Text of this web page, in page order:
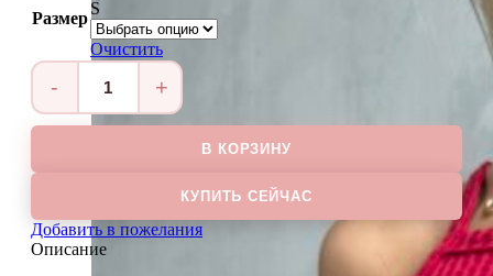
Размер
S
Очистить
Количество
товара
Топ
В КОРЗИНУ
КУПИТЬ СЕЙЧАС
Добавить в пожелания
Описание